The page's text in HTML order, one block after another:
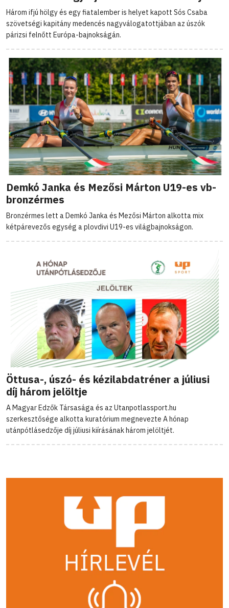
Három ifjú hölgy és egy fiatalember is helyet kapott Sós Csaba
szövetségi kapitány medencés nagyválogatottjában az úszók
párizsi felnőtt Európa-bajnokságán.
Demkó Janka és Mezősi Márton U19-es vb-
bronzérmes
Bronzérmes lett a Demkó Janka és Mezősi Márton alkotta mix
kétpárevezős egység a plovdivi U19-es világbajnokságon.
Öttusa-, úszó- és kézilabdatréner a júliusi
díj három jelöltje
A Magyar Edzők Társasága és az Utanpotlassport.hu
szerkesztősége alkotta kuratórium megnevezte A hónap
utánpótlásedzője díj júliusi kiírásának három jelöltjét.